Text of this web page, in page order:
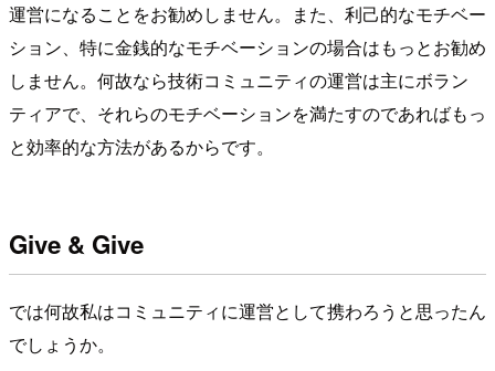
運営になることをお勧めしません。また、利己的なモチベー
ション、特に金銭的なモチベーションの場合はもっとお勧め
しません。何故なら技術コミュニティの運営は主にボラン
ティアで、それらのモチベーションを満たすのであればもっ
と効率的な方法があるからです。
Give & Give
では何故私はコミュニティに運営として携わろうと思ったん
でしょうか。